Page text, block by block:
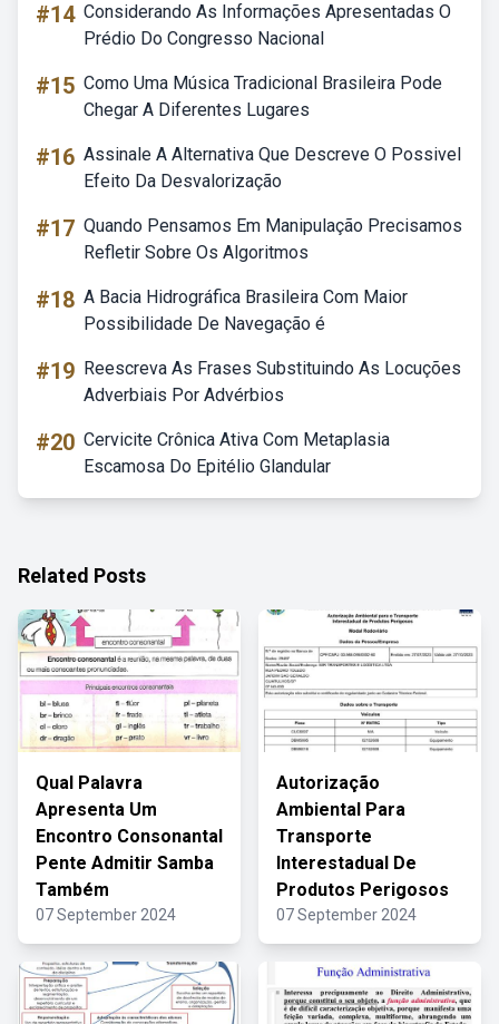
#14 Considerando As Informações Apresentadas O
Prédio Do Congresso Nacional
#15 Como Uma Música Tradicional Brasileira Pode
Chegar A Diferentes Lugares
#16 Assinale A Alternativa Que Descreve O Possivel
Efeito Da Desvalorização
#17 Quando Pensamos Em Manipulação Precisamos
Refletir Sobre Os Algoritmos
#18 A Bacia Hidrográfica Brasileira Com Maior
Possibilidade De Navegação é
#19 Reescreva As Frases Substituindo As Locuções
Adverbiais Por Advérbios
#20 Cervicite Crônica Ativa Com Metaplasia
Escamosa Do Epitélio Glandular
Related Posts
Qual Palavra
Apresenta Um
Encontro Consonantal
Pente Admitir Samba
Também
07 September 2024
Autorização
Ambiental Para
Transporte
Interestadual De
Produtos Perigosos
07 September 2024